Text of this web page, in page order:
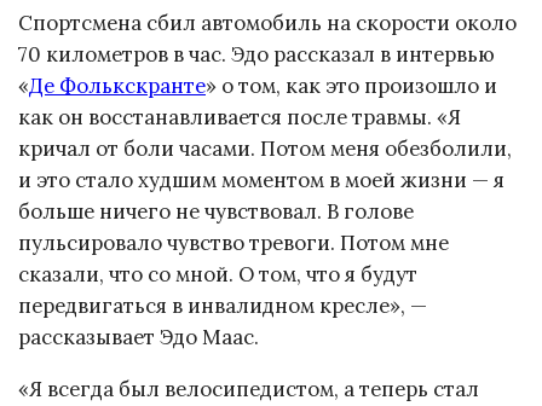
Спортсмена сбил автомобиль на скорости около
70 километров в час. Эдо рассказал в интервью
«Де Фолькскранте» о том, как это произошло и
как он восстанавливается после травмы. «Я
кричал от боли часами. Потом меня обезболили,
и это стало худшим моментом в моей жизни — я
больше ничего не чувствовал. В голове
пульсировало чувство тревоги. Потом мне
сказали, что со мной. О том, что я будут
передвигаться в инвалидном кресле», —
рассказывает Эдо Маас.
«Я всегда был велосипедистом, а теперь стал